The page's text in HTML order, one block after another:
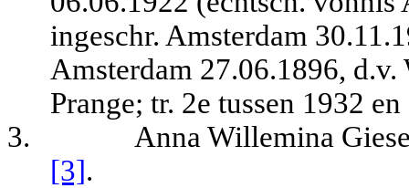
ingeschr. Amsterdam
Amsterdam 27.06.1896,
Prange; tr. 2e tussen 1932
3.
Anna Willemina
[3].